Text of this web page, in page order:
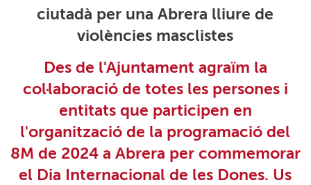
Des de l'Ajuntament agraïm la
col·laboració de totes les persones i
entitats que participen en
l'organització de la programació del
8M de 2024 a Abrera per commemorar
el Dia Internacional de les Dones. Us